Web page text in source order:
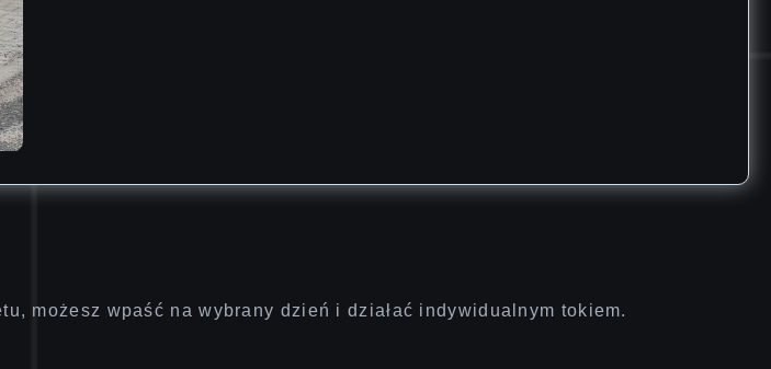
możesz wpaść na wybrany dzień i działać indywidualnym tokiem.